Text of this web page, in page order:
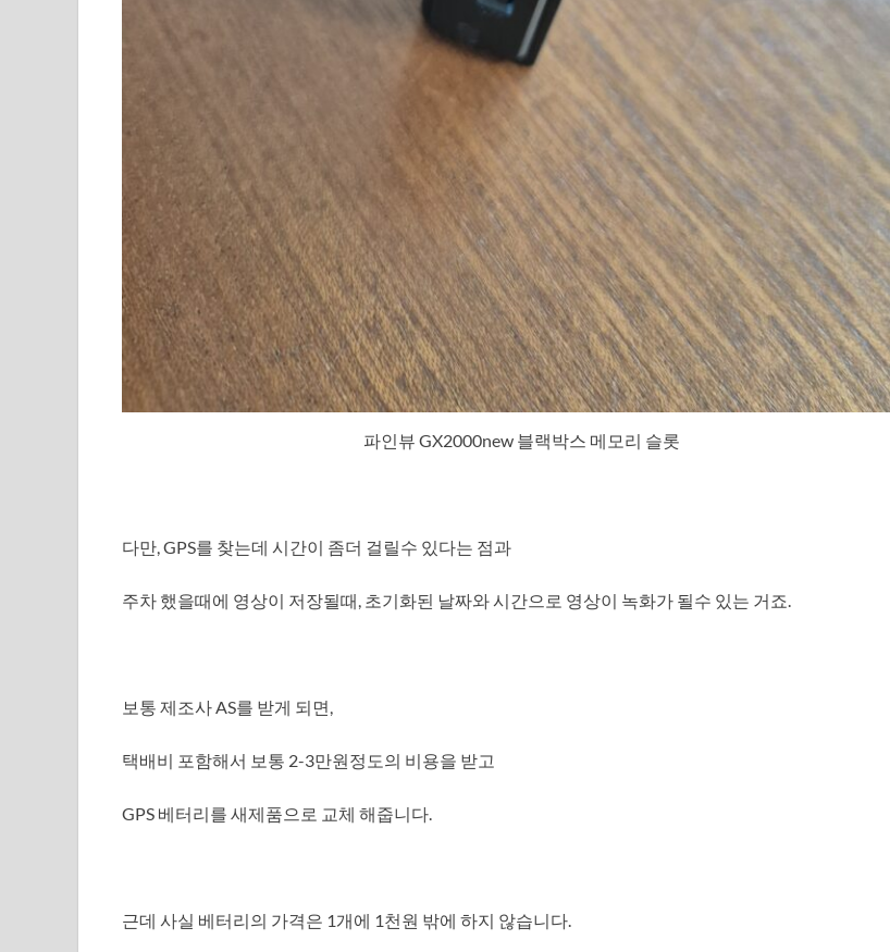
파인뷰 GX2000new 블랙박스 메모리 슬롯
다만, GPS를 찾는데 시간이 좀더 걸릴수 있다는 점과
주차 했을때에 영상이 저장될때, 초기화된 날짜와 시간으로 영상이 녹화가 될수 있는 거죠.
보통 제조사 AS를 받게 되면,
택배비 포함해서 보통 2-3만원정도의 비용을 받고
GPS 베터리를 새제품으로 교체 해줍니다.
근데 사실 베터리의 가격은 1개에 1천원 밖에 하지 않습니다.